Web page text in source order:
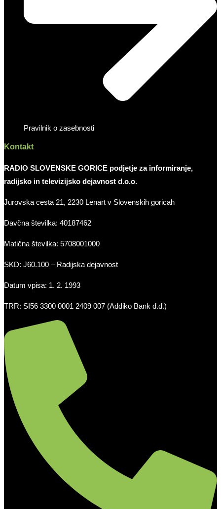
Pravilnik o zasebnosti
Kontakt
RADIO SLOVENSKE GORICE podjetje za informiranje,
radijsko in televizijsko dejavnost d.o.o.
Jurovska cesta 21, 2230 Lenart v Slovenskih goricah
Davčna številka: 40187462
Matična številka: 5708001000
SKD: J60.100 – Radijska dejavnost
Datum vpisa: 1. 2. 1993
TRR: SI56 3300 0001 2409 007 (Addiko Bank d.d.)